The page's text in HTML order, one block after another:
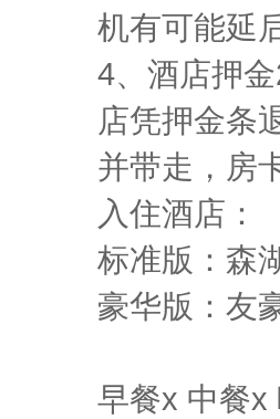
机有可能延
4、酒店押
店凭押金条
并带走，房
入住酒店：
标准版：森
豪华版：友
早餐x 中餐x